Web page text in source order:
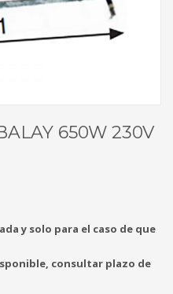
650W 230V
y solo para el caso de que
consultar plazo de